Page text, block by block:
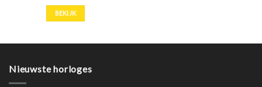
BEKIJK
Nieuwste horloges